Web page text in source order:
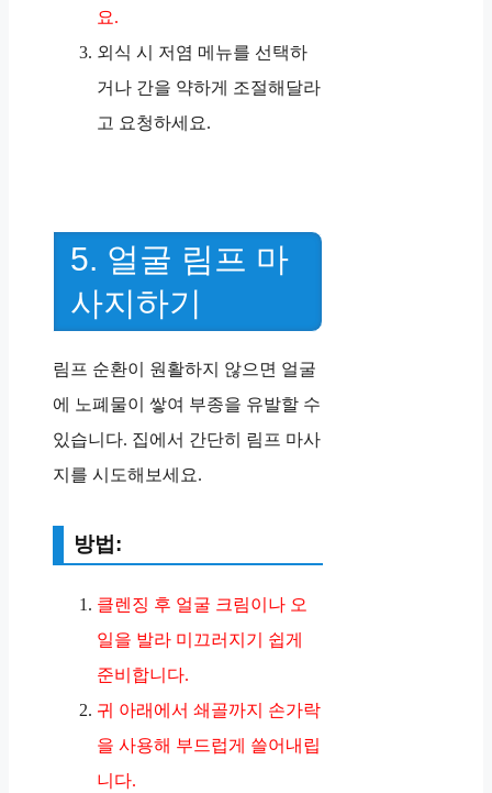
요.
외식 시 저염 메뉴를 선택하
거나 간을 약하게 조절해달라
고 요청하세요.
5. 얼굴 림프 마
사지하기
림프 순환이 원활하지 않으면 얼굴
에 노폐물이 쌓여 부종을 유발할 수
있습니다. 집에서 간단히 림프 마사
지를 시도해보세요.
방법:
클렌징 후 얼굴 크림이나 오
일을 발라 미끄러지기 쉽게
준비합니다.
귀 아래에서 쇄골까지 손가락
을 사용해 부드럽게 쓸어내립
니다.